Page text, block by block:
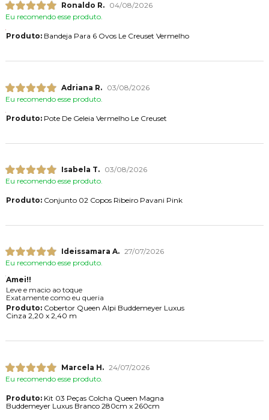
Ronaldo R.
04/08/2026
Eu recomendo esse produto.
Produto:Bandeja Para 6 Ovos Le Creuset Vermelho
Adriana R.
03/08/2026
Eu recomendo esse produto.
Produto:Pote De Geleia Vermelho Le Creuset
Isabela T.
03/08/2026
Eu recomendo esse produto.
Produto:Conjunto 02 Copos Ribeiro Pavani Pink
Ideissamara A. 27/07/2026
Eu recomendo esse produto.
Amei!!
Leve e macio ao toque
Exatamente como eu queria
Produto:Cobertor Queen Alpi Buddemeyer Luxus
Cinza 2,20 x 2,40 m
Marcela H. 24/07/2026
Eu recomendo esse produto.
Produto:Kit 03 Peças Colcha Queen Magna
Buddemeyer Luxus Branco 280cm x 260cm